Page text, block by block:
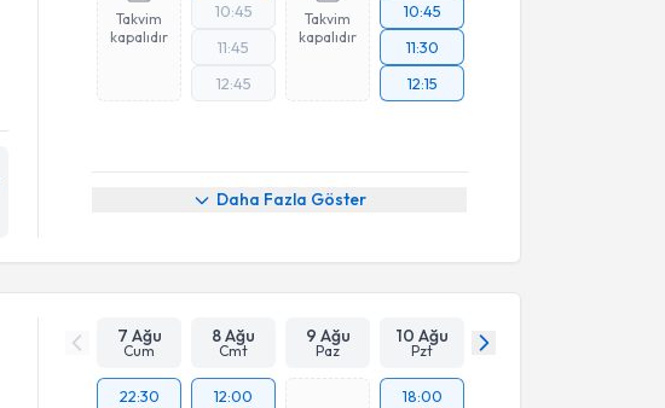
Takvim
kapalıdır
10:45
11:45
12:45
Takvim
kapalıdır
10:45
11:30
12:15
Daha Fazla Göster
7 Ağu
Cum
8 Ağu
Cmt
9 Ağu
Paz
10 Ağu
Pzt
22:30 12:00 18:00